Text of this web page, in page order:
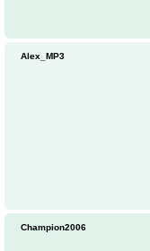
Alex_MP3
Champion2006